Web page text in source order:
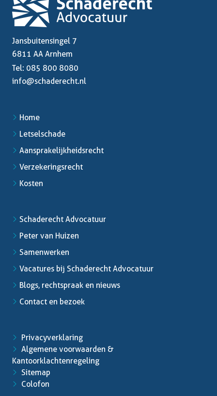
Jansbuitensingel 7
6811 AA Arnhem
Tel: 085 800 8080
info@schaderecht.nl
Home
Letselschade
Aansprakelijkheidsrecht
Verzekeringsrecht
Kosten
Schaderecht Advocatuur
Peter van Huizen
Samenwerken
Vacatures bij Schaderecht Advocatuur
Blogs, rechtspraak en nieuws
Contact en bezoek
Privacyverklaring
Algemene voorwaarden &
Kantoorklachtenregeling
Sitemap
Colofon